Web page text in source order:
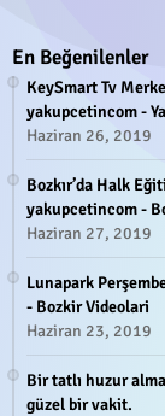
En Beğenilenler
KeySmart Tv
yakupcetincom -
Haziran 26, 2019
Bozkır’da Halk
yakupcetincom -
Haziran 27, 2019
Lunapark
- Bozkir Videolari
Haziran 23, 2019
Bir tatlı huzur
güzel bir vakit.